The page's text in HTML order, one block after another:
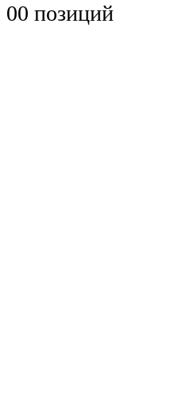
00 позиций